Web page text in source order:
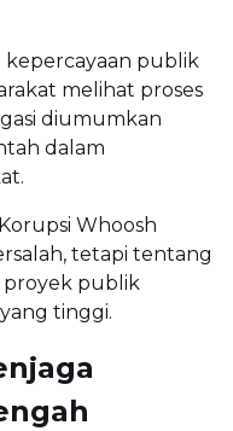
kepercayaan publik
melihat proses
diumumkan
dalam
Whoosh
tetapi tentang
proyek publik
tinggi.